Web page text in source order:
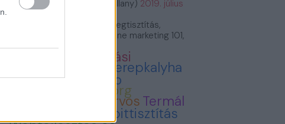
— VillámVillany (@villam_villany) 2019. július
Termálfürdő Tamási, Szőnyegtisztítás,
Fogászat és fogorvos, Online marketing 101,
webáruház készítés
Termálfürdő Tamási
Cserepkalyha
Kemence Kandallo
Szonyegtisztitas.org
Fogászat és fogorvos Termál
Kárpittisztítás